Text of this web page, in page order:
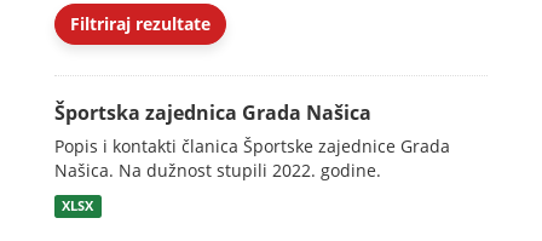
Filtriraj rezultate
Športska zajednica Grada Našica
Popis i kontakti članica Športske zajednice Grada
Našica. Na dužnost stupili 2022. godine.
XLSX